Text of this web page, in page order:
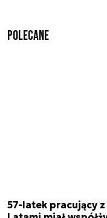
Polecane
57-latek pracujący